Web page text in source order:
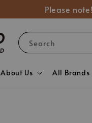
Please
Search
About Us All Brands